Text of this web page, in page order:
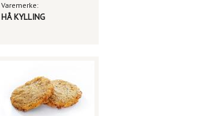
Varemerke:
HÅ KYLLING